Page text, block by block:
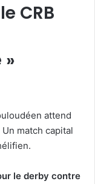
CRB
attend
match capital
le derby contre